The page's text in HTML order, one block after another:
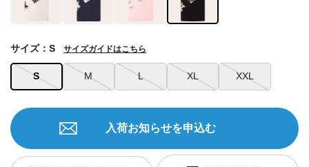
S M L XL XXL
サイズ：S サイズガイドはこちら
入荷お知らせを申込む